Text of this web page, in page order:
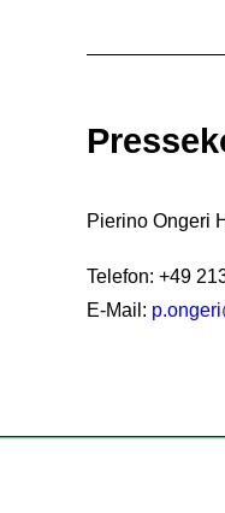
Pierino Ongeri
Telefon: +49
E-Mail: